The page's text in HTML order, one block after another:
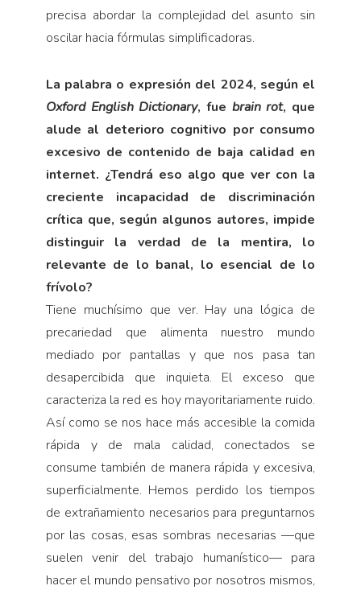
precisa abordar la complejidad del asunto sin
oscilar hacia fórmulas simplificadoras.
La palabra o expresión del 2024, según el
Oxford English Dictionary, fue brain rot, que
alude al deterioro cognitivo por consumo
excesivo de contenido de baja calidad en
internet. ¿Tendrá eso algo que ver con la
creciente incapacidad de discriminación
crítica que, según algunos autores, impide
distinguir la verdad de la mentira, lo
relevante de lo banal, lo esencial de lo
frívolo?
Tiene muchísimo que ver. Hay una lógica de
precariedad que alimenta nuestro mundo
mediado por pantallas y que nos pasa tan
desapercibida que inquieta. El exceso que
caracteriza la red es hoy mayoritariamente ruido.
Así como se nos hace más accesible la comida
rápida y de mala calidad, conectados se
consume también de manera rápida y excesiva,
superficialmente. Hemos perdido los tiempos
de extrañamiento necesarios para preguntarnos
por las cosas, esas sombras necesarias —que
suelen venir del trabajo humanístico— para
hacer el mundo pensativo por nosotros mismos,